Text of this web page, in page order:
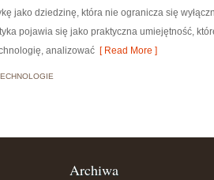
jako dziedzinę, która nie ogranicza się
pojawia się jako praktyczna umiejętność,
analizować [ Read More ]
Archiwa